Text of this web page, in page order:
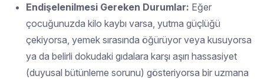
Endişelenilmesi Gereken Durumlar: Eğer
çocuğunuzda kilo kaybı varsa, yutma güçlüğü
çekiyorsa, yemek sırasında öğürüyor veya kusuyorsa
ya da belirli dokudaki gıdalara karşı aşırı hassasiyet
(duyusal bütünleme sorunu) gösteriyorsa bir uzmana